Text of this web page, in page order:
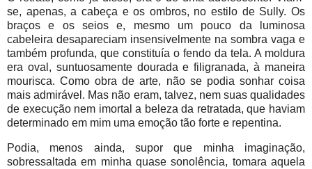
se, apenas, a cabeça e os ombros, no estilo de Sully. Os
braços e os seios e, mesmo um pouco da luminosa
cabeleira desapareciam insensivelmente na sombra vaga e
também profunda, que constituía o fendo da tela. A moldura
era oval, suntuosamente dourada e filigranada, à maneira
mourisca. Como obra de arte, não se podia sonhar coisa
mais admirável. Mas não eram, talvez, nem suas qualidades
de execução nem imortal a beleza da retratada, que haviam
determinado em mim uma emoção tão forte e repentina.
Podia, menos ainda, supor que minha imaginação,
sobressaltada em minha quase sonolência, tomara aquela